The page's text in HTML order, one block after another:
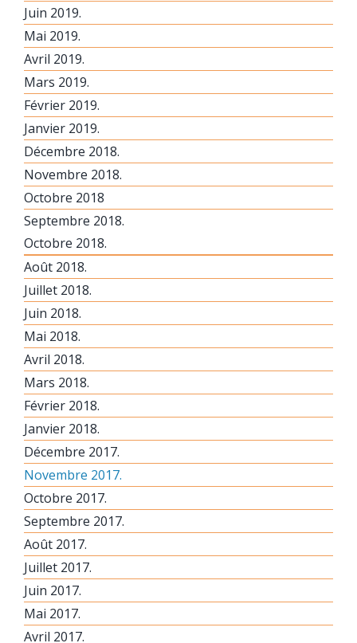
Juin 2019.
Mai 2019.
Avril 2019.
Mars 2019.
Février 2019.
Janvier 2019.
Décembre 2018.
Novembre 2018.
Octobre 2018
Septembre 2018.
Octobre 2018.
Août 2018.
Juillet 2018.
Juin 2018.
Mai 2018.
Avril 2018.
Mars 2018.
Février 2018.
Janvier 2018.
Décembre 2017.
Novembre 2017.
Octobre 2017.
Septembre 2017.
Août 2017.
Juillet 2017.
Juin 2017.
Mai 2017.
Avril 2017.